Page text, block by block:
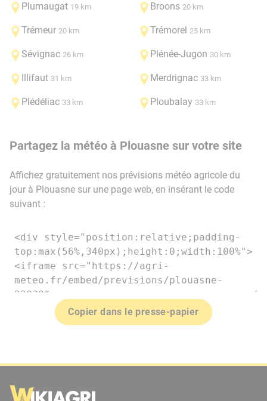
Plumaugat 19 km Broons 20 km
Trémeur 20 km Trémorel 25 km
Sévignac 26 km Plénée-Jugon 30 km
Illifaut 31 km Merdrignac 33 km
Plédéliac 33 km Ploubalay 33 km
Partagez la météo à Plouasne sur votre site
Affichez gratuitement nos prévisions météo agricole du
jour à Plouasne sur une page web, en insérant le code
suivant :
Copier dans le presse-papier